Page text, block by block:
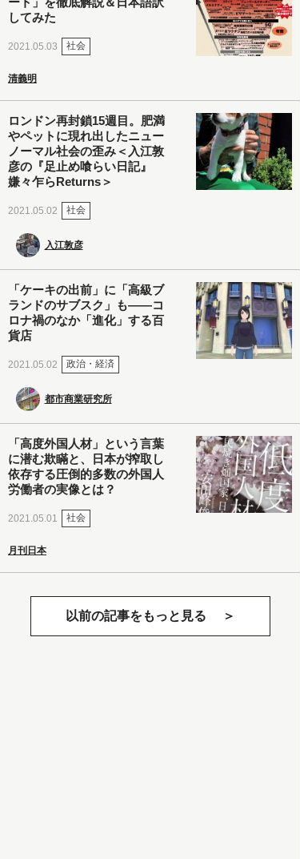
してみた
2021.05.03 社会
清義明
ロンドン再封鎖15週目。肥満
やペットに現れ出したニュー
ノーマル社会の歪み＜入江敦
彦の『足止め喰らい日記』
嫌々乍らReturns＞
2021.05.02 社会
入江敦彦
「ケーキの出前」に「高級ブ
ランドのサブスク」も――コ
ロナ禍のなか「進化」する百
貨店
2021.05.02 政治・経済
都市商業研究所
「高度外国人材」という言葉
に潜む欺瞞と、日本が搾取し
依存する圧倒的多数の外国人
労働者の実像とは？
2021.05.01 社会
月刊日本
以前の記事をもっと見る